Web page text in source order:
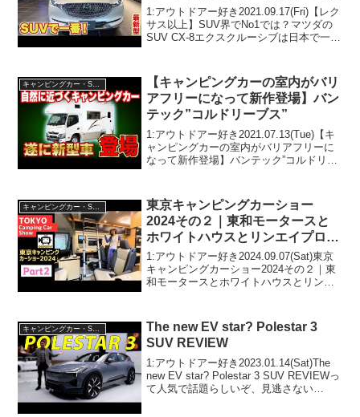
は？CX-８ exclusive mode
1:アウトドアー好き2021.09.17(Fri)【レク
サス以上】SUV界でNo1では？マツダの
SUV CX-8エクスクルーシブは日本で一番
で！！2:アウ...
キャンピングカー・SUV人気車種
【キャンピングカーの室内がバリ
アフリーになって新作登場】バン
テック”コルドリーブス”
1:アウトドアー好き2021.07.13(Tue)【キ
ャンピングカーの室内がバリアフリーに
なって新作登場】バンテック”コルドリー
2021.07.13(Tue)この動画は注目で...
東京キャンピングカーショー
2024その２｜東和モータースと
ホワイトハウスとリンエイプロダ
クトとルートシックスとロータス
RV
1:アウトドアー好き2024.09.07(Sat)東京
キャンピングカーショー2024その２｜東
和モータースとホワイトハウスとリンエ
いで！！2:アウトドアー好き2024...
キャンピングカー・SUV人気車種
The new EV star? Polestar 3
SUV REVIEW
1:アウトドアー好き2023.01.14(Sat)The
new EV star? Polestar 3 SUV REVIEWっ
て人気で話題らしいぞ、見逃さない